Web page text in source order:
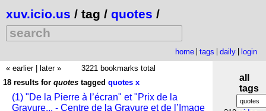
xuv.icio.us / tag / quotes /
home tags daily
login
« earlier
later »
3221 bookmarks total
18 results for quotes tagged quotes x
(1) "De la Pierre à l’écran" et "Prix de la
Gravure... - Centre de la Gravure et de l’Image
all
tags